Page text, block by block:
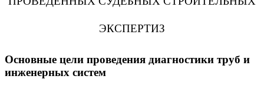
ЭКСПЕРТИЗ
Основные цели проведения диагностики труб и
инженерных систем